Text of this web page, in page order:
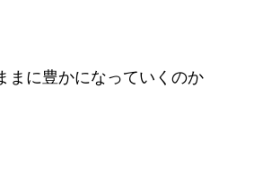
まに豊かになっていくのか